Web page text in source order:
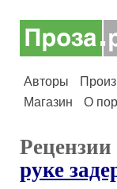
Авторы
Магазин
О
Рецензии
руке